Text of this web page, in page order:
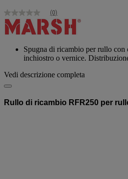
Nessuna
valutazione
Stesso
pagina.
(0)
Spugna di ricambio per rullo
inchiostro o vernice.
Vedi descrizione completa
Rullo di ricambio RFR250 per